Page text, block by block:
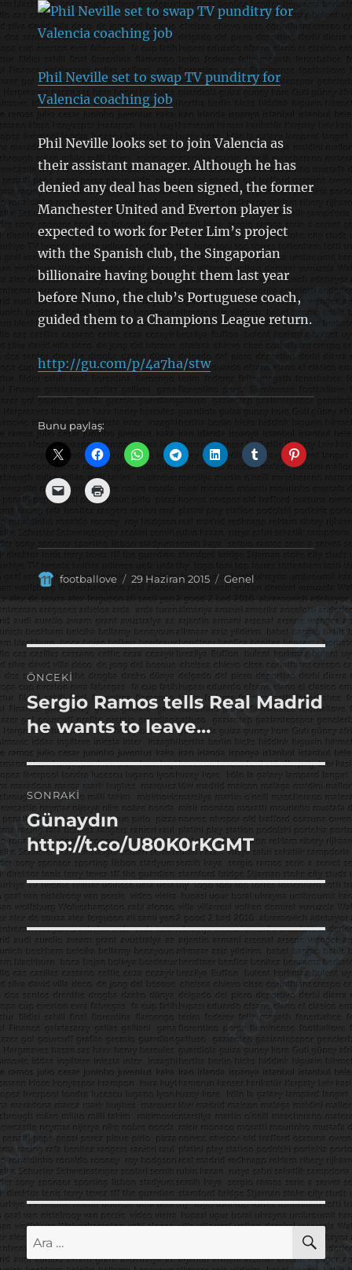
Phil Neville set to swap TV punditry for
Valencia coaching job
Phil Neville looks set to join Valencia as
their assistant manager. Although he has
denied any deal has been signed, the former
Manchester United and Everton player is
expected to work for Peter Lim’s project
with the Spanish club, the Singaporian
billionaire having bought them last year
before Nuno, the club’s Portuguese coach,
guided them to a Champions League return.
http://gu.com/p/4a7ha/stw
Bunu paylaş:
Yazar
footballove
Yayın
tarihi
29 Haziran 2015 Kategoriler
Genel
Yazı
gezinmesi
ÖNCEKI
Önceki
yazı:
Sergio Ramos tells Real Madrid
he wants to leave…
SONRAKI
Sonraki
yazı:
Günaydın
http://t.co/U80K0rKGMT
Ara: